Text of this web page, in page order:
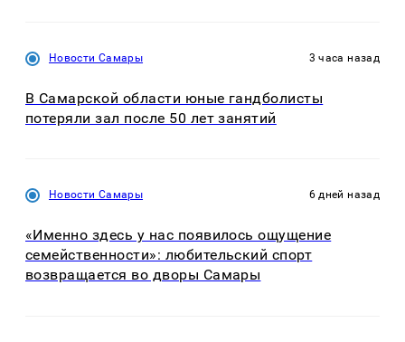
Новости Самары 3 часа назад
В Самарской области юные гандболисты
потеряли зал после 50 лет занятий
Новости Самары 6 дней назад
«Именно здесь у нас появилось ощущение
семейственности»: любительский спорт
возвращается во дворы Самары